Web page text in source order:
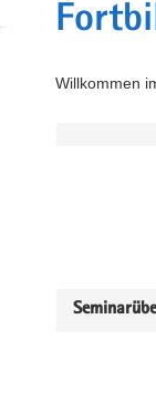
Willkommen